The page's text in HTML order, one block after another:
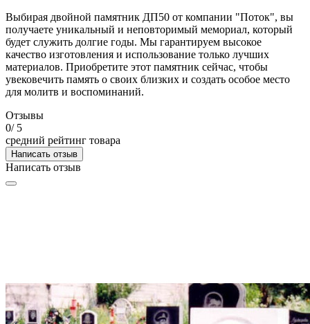
Выбирая двойной памятник ДП50 от компании "Поток", вы
получаете уникальный и неповторимый мемориал, который
будет служить долгие годы. Мы гарантируем высокое
качество изготовления и использование только лучших
материалов. Приобретите этот памятник сейчас, чтобы
увековечить память о своих близких и создать особое место
для молитв и воспоминаний.
Отзывы
0/ 5
средний рейтинг товара
Написать отзыв
Написать отзыв